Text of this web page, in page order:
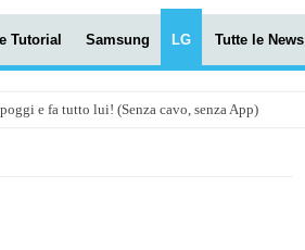
Tutorial Samsung LG Tutte le News
e fa tutto lui! (Senza cavo, senza App)